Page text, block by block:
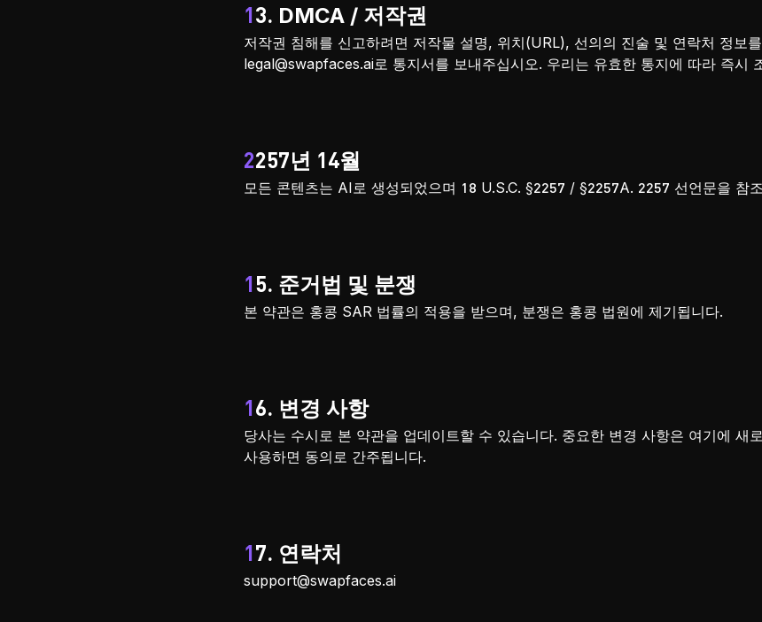
13. DMCA / 저작권
저작권 침해를 신고하려면 저작물 설명, 위치(URL), 선의의 진술 및 연락처 정보
legal@swapfaces.ai로 통지서를 보내주십시오. 우리는 유효한 통지에 따라 즉시
2257년 14월
모든 콘텐츠는 AI로 생성되었으며 18 U.S.C. §2257 / §2257A. 2257 선언문을 참
15. 준거법 및 분쟁
본 약관은 홍콩 SAR 법률의 적용을 받으며, 분쟁은 홍콩 법원에 제기됩니다.
16. 변경 사항
당사는 수시로 본 약관을 업데이트할 수 있습니다. 중요한 변경 사항은 여기에 새
사용하면 동의로 간주됩니다.
17. 연락처
support@swapfaces.ai